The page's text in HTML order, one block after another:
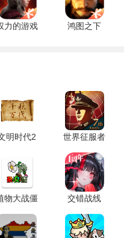
出都能有更好的表现。
值和积攒怒气的功能。回复
让队伍在持久战中保持较
快地释放技能，持续为团队
转战局的作用。
如张辽、许褚等，郭嘉的
，可在战斗中迅速对敌方
力的游戏
鸿图之下
明时代2
mod 1.5.0
安卓版
世界征服者
4 1.27.0 安
卓版
物大战僵
尸杂交版
0.5.1 官方
交错战线
2.8.1 最新
版